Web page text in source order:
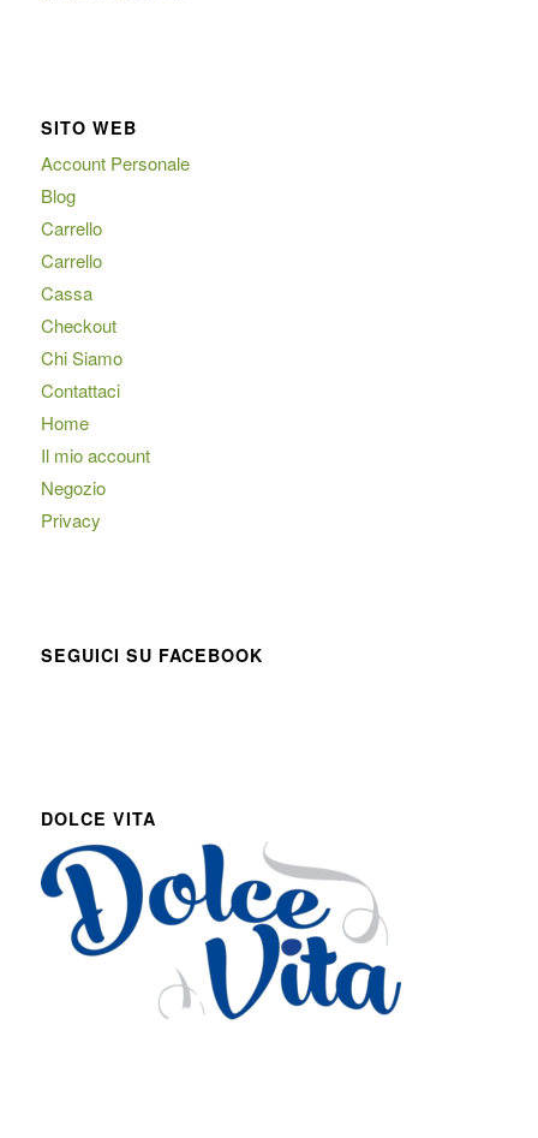
SITO WEB
Account Personale
Blog
Carrello
Carrello
Cassa
Checkout
Chi Siamo
Contattaci
Home
Il mio account
Negozio
Privacy
SEGUICI SU FACEBOOK
DOLCE VITA